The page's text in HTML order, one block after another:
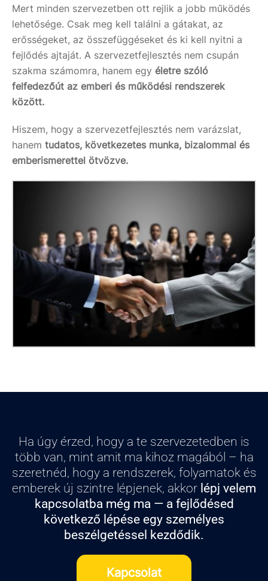
Mert minden szervezetben ott rejlik a jobb működés
lehetősége. Csak meg kell találni a gátakat, az
erősségeket, az összefüggéseket és ki kell nyitni a
fejlődés ajtaját. A szervezetfejlesztés nem csupán
szakma számomra, hanem egy életre szóló
felfedezőút az emberi és működési rendszerek
között.
Hiszem, hogy a szervezetfejlesztés nem varázslat,
hanem tudatos, következetes munka, bizalommal és
emberismerettel ötvözve.
Ha úgy érzed, hogy a te szervezetedben is
több van, mint amit ma kihoz magából – ha
szeretnéd, hogy a rendszerek, folyamatok és
emberek új szintre lépjenek, akkor lépj velem
kapcsolatba még ma — a fejlődésed
következő lépése egy személyes
beszélgetéssel kezdődik.
Kapcsolat